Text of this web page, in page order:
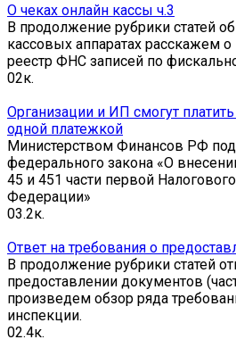
О чеках онлайн кассы ч.3
В продолжение рубрики статей
кассовых аппаратах расскажем
реестр ФНС записей по
02к.
Организации и ИП смогут
одной платежкой
Министерством Финансов РФ
федерального закона «О
45 и 451 части первой
Федерации»
03.2к.
Ответ на требования о
В продолжение рубрики статей
предоставлении документов
произведем обзор ряда
инспекции.
02.4к.